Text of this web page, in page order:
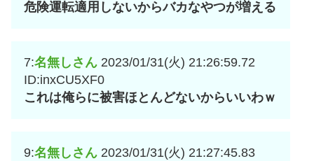
危険運転適用しないからバカなやつが増える
7:名無しさん 2023/01/31(火) 21:26:59.72
ID:inxCU5XF0
これは俺らに被害ほとんどないからいいわｗ
9:名無しさん 2023/01/31(火) 21:27:45.83